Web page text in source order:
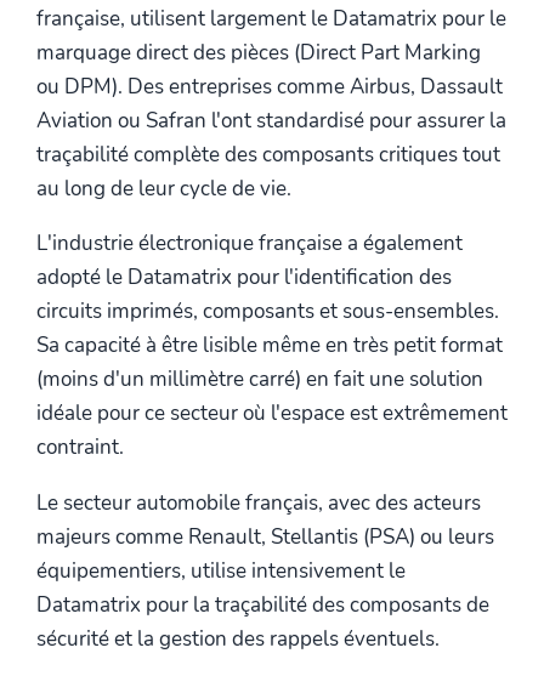
française, utilisent largement le Datamatrix pour le
marquage direct des pièces (Direct Part Marking
ou DPM). Des entreprises comme Airbus, Dassault
Aviation ou Safran l'ont standardisé pour assurer la
traçabilité complète des composants critiques tout
au long de leur cycle de vie.
L'industrie électronique française a également
adopté le Datamatrix pour l'identification des
circuits imprimés, composants et sous-ensembles.
Sa capacité à être lisible même en très petit format
(moins d'un millimètre carré) en fait une solution
idéale pour ce secteur où l'espace est extrêmement
contraint.
Le secteur automobile français, avec des acteurs
majeurs comme Renault, Stellantis (PSA) ou leurs
équipementiers, utilise intensivement le
Datamatrix pour la traçabilité des composants de
sécurité et la gestion des rappels éventuels.